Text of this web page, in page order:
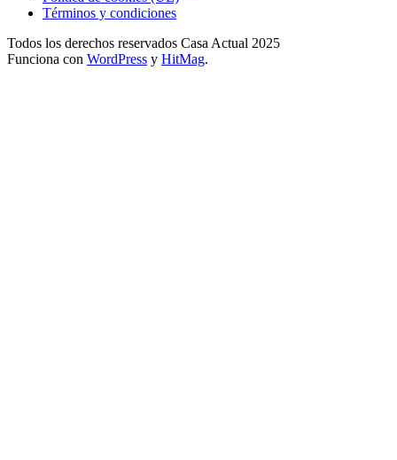
Términos y condiciones
Todos los derechos reservados Casa Actual 2025
Funciona con WordPress y HitMag.